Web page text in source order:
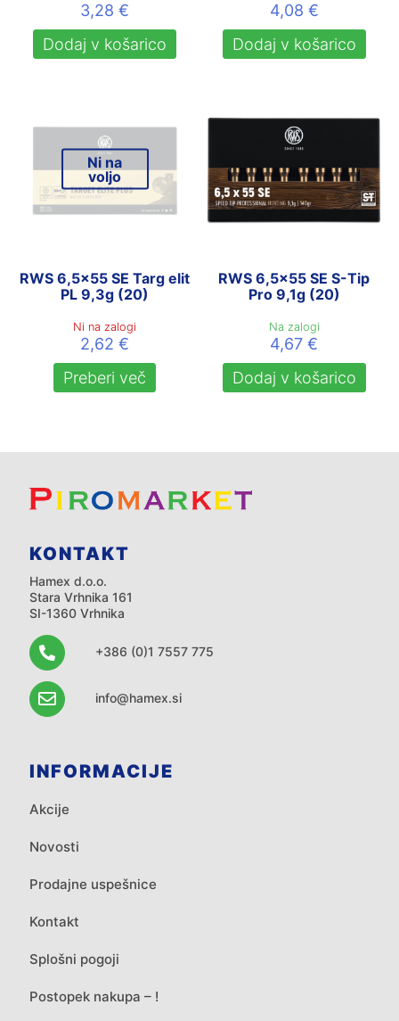
3,28€
Dodaj v košarico
4,08 €
Dodaj v košarico
Ni na
voljo
RWS 6,5×55 SE Targ elit
PL 9,3g (20)
Ni na zalogi
2,62€
Preberi več
RWS 6,5×55 SE S-Tip
Pro 9,1g (20)
Na zalogi
4,67€
Dodaj v košarico
KONTAKT
Hamex d.o.o.
Stara Vrhnika 161
SI-1360 Vrhnika
+386 (0)1 7557 775
info@hamex.si
INFORMACIJE
Akcije
Novosti
Prodajne uspešnice
Kontakt
Splošni pogoji
Postopek nakupa – !